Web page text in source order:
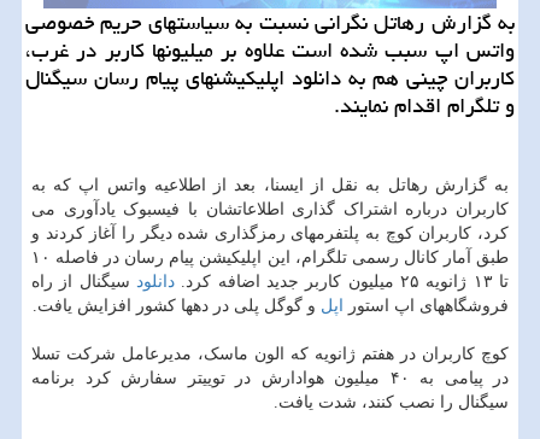
به گزارش رهاتل نگرانی نسبت به سیاستهای حریم خصوصی
واتس اپ سبب شده است علاوه بر میلیونها کاربر در غرب،
کاربران چینی هم به دانلود اپلیکیشنهای پیام رسان سیگنال
و تلگرام اقدام نمایند.
به گزارش رهاتل به نقل از ایسنا، بعد از اطلاعیه واتس اپ که به
کاربران درباره اشتراک گذاری اطلاعاتشان با فیسبوک یادآوری می
کرد، کاربران کوچ به پلتفرمهای رمزگذاری شده دیگر را آغاز کردند و
طبق آمار کانال رسمی تلگرام، این اپلیکیشن پیام رسان در فاصله ۱۰
تا ۱۳ ژانویه ۲۵ میلیون کاربر جدید اضافه کرد.
دانلود سیگنال از راه
فروشگاههای اپ استور اپل و گوگل پلی در دهها کشور افزایش یافت.
کوچ کاربران در هفتم ژانویه که الون ماسک، مدیرعامل شرکت تسلا
در پیامی به ۴۰ میلیون هوادارش در توییتر سفارش کرد برنامه
سیگنال را نصب کنند، شدت یافت.